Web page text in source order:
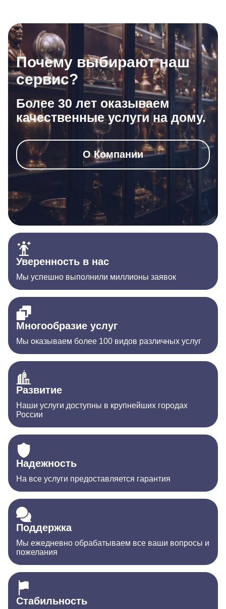
Почему выбирают наш
сервис?
Более 30 лет оказываем
качественные услуги на дому.
О Компании
Уверенность в нас
Мы успешно выполнили миллионы заявок
Многообразие услуг
Мы оказываем более 100 видов различных услуг
Развитие
Наши услуги доступны в крупнейших городах
России
Надежность
На все услуги предоставляется гарантия
Поддержка
Мы ежедневно обрабатываем все ваши вопросы и
пожелания
Стабильность